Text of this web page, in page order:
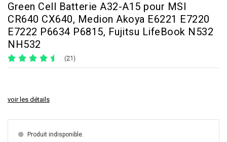
Green Cell Batterie A32-A15 pour MSI
CR640 CX640, Medion Akoya E6221 E7220
E7222 P6634 P6815, Fujitsu LifeBook N532
NH532
(21)
voir les détails
Produit indisponible.